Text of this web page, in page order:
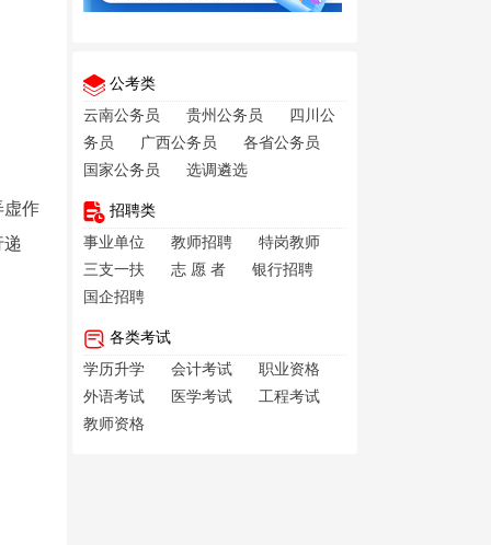
虚作
递
公考类
云南公务员
贵州公务员
四川公
务员
广西公务员
各省公务员
国家公务员
选调遴选
招聘类
事业单位
教师招聘
特岗教师
三支一扶
志 愿 者
银行招聘
国企招聘
各类考试
学历升学
会计考试
职业资格
外语考试
医学考试
工程考试
教师资格